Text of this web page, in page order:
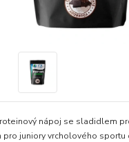
nápoj se sladidlem
pro juniory vrcholového sportu